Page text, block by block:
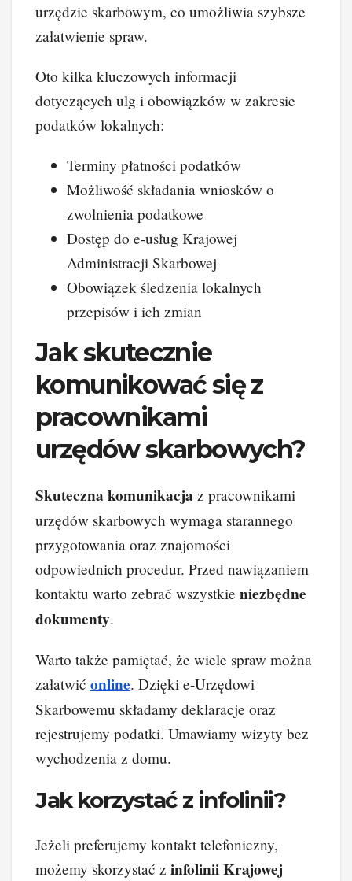
urzędzie skarbowym, co umożliwia szybsze
załatwienie spraw.
Oto kilka kluczowych informacji
dotyczących ulg i obowiązków w zakresie
podatków lokalnych:
Terminy płatności podatków
Możliwość składania wniosków o
zwolnienia podatkowe
Dostęp do e-usług Krajowej
Administracji Skarbowej
Obowiązek śledzenia lokalnych
przepisów i ich zmian
Jak skutecznie
komunikować się z
pracownikami
urzędów skarbowych?
Skuteczna komunikacja z pracownikami
urzędów skarbowych wymaga starannego
przygotowania oraz znajomości
odpowiednich procedur. Przed nawiązaniem
kontaktu warto zebrać wszystkie niezbędne
dokumenty.
Warto także pamiętać, że wiele spraw można
załatwić online. Dzięki e-Urzędowi
Skarbowemu składamy deklaracje oraz
rejestrujemy podatki. Umawiamy wizyty bez
wychodzenia z domu.
Jak korzystać z infolinii?
Jeżeli preferujemy kontakt telefoniczny,
możemy skorzystać z infolinii Krajowej